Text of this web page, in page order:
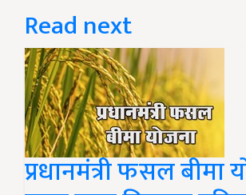
Read next
प्रधानमंत्री फसल बीमा